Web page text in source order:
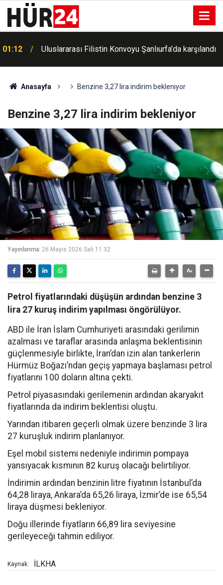
01:12 Uluslararası Filistin Konvoyu Şanlıurfa’da karşılandı
Anasayfa Benzine 3,27 lira indirim bekleniyor
Benzine 3,27 lira indirim bekleniyor
Yayınlanma: 26 Mayıs 2026 Salı 11:32
Petrol fiyatlarındaki düşüşün ardından benzine 3
lira 27 kuruş indirim yapılması öngörülüyor.
ABD ile İran İslam Cumhuriyeti arasındaki gerilimin
azalması ve taraflar arasında anlaşma beklentisinin
güçlenmesiyle birlikte, İran’dan izin alan tankerlerin
Hürmüz Boğazı’ndan geçiş yapmaya başlaması petrol
fiyatlarını 100 doların altına çekti.
Petrol piyasasındaki gerilemenin ardından akaryakıt
fiyatlarında da indirim beklentisi oluştu.
Yarından itibaren geçerli olmak üzere benzinde 3 lira
27 kuruşluk indirim planlanıyor.
Eşel mobil sistemi nedeniyle indirimin pompaya
yansıyacak kısmının 82 kuruş olacağı belirtiliyor.
İndirimin ardından benzinin litre fiyatının İstanbul’da
64,28 liraya, Ankara’da 65,26 liraya, İzmir’de ise 65,54
liraya düşmesi bekleniyor.
Doğu illerinde fiyatların 66,89 lira seviyesine
gerileyeceği tahmin ediliyor.
Kaynak: İLKHA